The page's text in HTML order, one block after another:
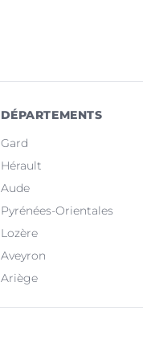
DÉPARTEMENTS
Gard
Hérault
Aude
Pyrénées-Orientales
Lozère
Aveyron
Ariège